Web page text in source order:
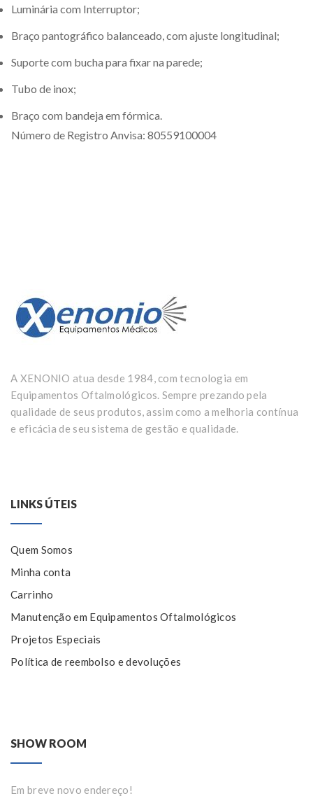
Luminária com Interruptor;
Braço pantográfico balanceado, com ajuste longitudinal;
Suporte com bucha para fixar na parede;
Tubo de inox;
Braço com bandeja em fórmica.
Número de Registro Anvisa: 80559100004
A XENONIO atua desde 1984, com tecnologia em
Equipamentos Oftalmológicos. Sempre prezando pela
qualidade de seus produtos, assim como a melhoria contínua
e eficácia de seu sistema de gestão e qualidade.
LINKS ÚTEIS
Quem Somos
Minha conta
Carrinho
Manutenção em Equipamentos Oftalmológicos
Projetos Especiais
Política de reembolso e devoluções
SHOW ROOM
Em breve novo endereço!